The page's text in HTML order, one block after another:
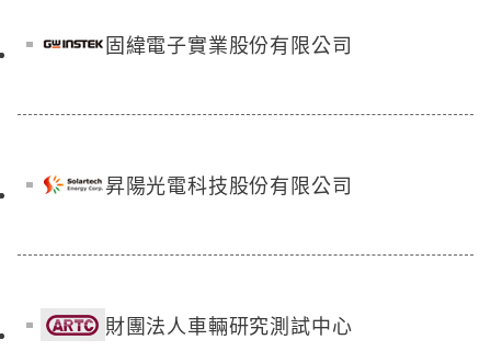
固緯電子實業股份有限公司
昇陽光電科技股份有限公司
財團法人車輛研究測試中心